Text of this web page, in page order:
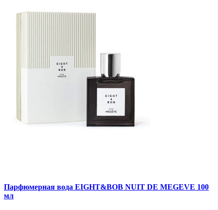
Парфюмерная вода EIGHT&BOB NUIT DE MEGEVE 100
мл